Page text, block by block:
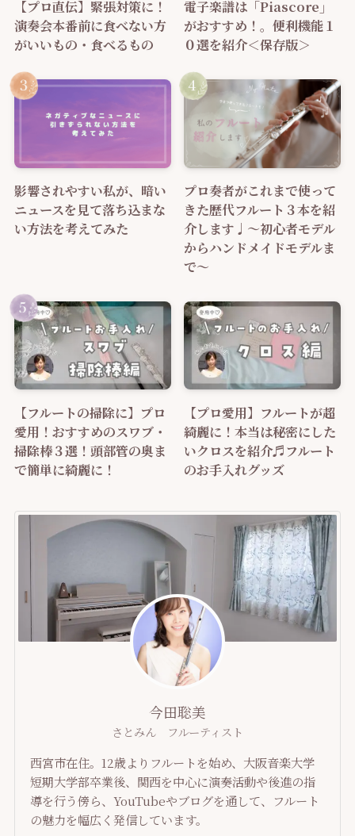
【プロ直伝】緊張対策に！
演奏会本番前に食べない方
がいいもの・食べるもの
電子楽譜は「Piascore」
がおすすめ！。便利機能１
０選を紹介＜保存版＞
影響されやすい私が、暗い
ニュースを見て落ち込まな
い方法を考えてみた
プロ奏者がこれまで使って
きた歴代フルート３本を紹
介します♩～初心者モデル
からハンドメイドモデルま
で～
【フルートの掃除に】プロ
愛用！おすすめのスワブ・
掃除棒３選！頭部管の奥ま
で簡単に綺麗に！
【プロ愛用】フルートが超
綺麗に！本当は秘密にした
いクロスを紹介♬フルート
のお手入れグッズ
今田聡美
さとみん フルーティスト
西宮市在住。12歳よりフルートを始め、大阪音楽大学
短期大学部卒業後、関西を中心に演奏活動や後進の指
導を行う傍ら、YouTubeやブログを通して、フルート
の魅力を幅広く発信しています。